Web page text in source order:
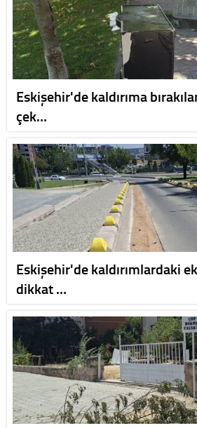
Eskişehir'de kaldırıma
çek…
Eskişehir'de kaldırımlardaki
dikkat …